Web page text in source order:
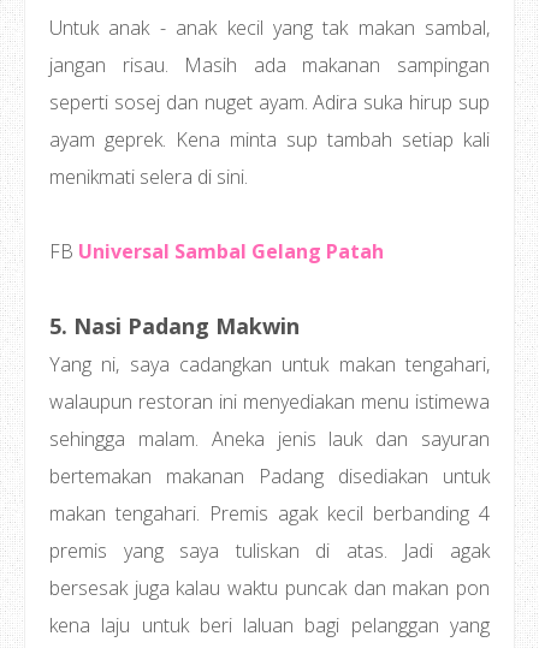
Untuk anak - anak kecil yang tak makan sambal,
jangan risau. Masih ada makanan sampingan
seperti sosej dan nuget ayam. Adira suka hirup sup
ayam geprek. Kena minta sup tambah setiap kali
menikmati selera di sini.
FB Universal Sambal Gelang Patah
5. Nasi Padang Makwin
Yang ni, saya cadangkan untuk makan tengahari,
walaupun restoran ini menyediakan menu istimewa
sehingga malam. Aneka jenis lauk dan sayuran
bertemakan makanan Padang disediakan untuk
makan tengahari. Premis agak kecil berbanding 4
premis yang saya tuliskan di atas. Jadi agak
bersesak juga kalau waktu puncak dan makan pon
kena laju untuk beri laluan bagi pelanggan yang